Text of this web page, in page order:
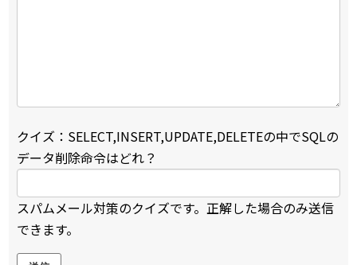
クイズ：SELECT,INSERT,UPDATE,DELETEの中でSQLの
データ削除命令はどれ？
スパムメール対策のクイズです。正解した場合のみ送信
できます。